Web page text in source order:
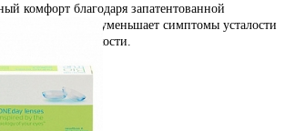
комфорт благодаря запатентованной
Которая уменьшает симптомы усталости
их от сухости.
8 100 руб